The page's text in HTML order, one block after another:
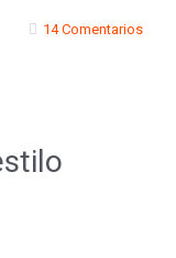
14 Comentarios